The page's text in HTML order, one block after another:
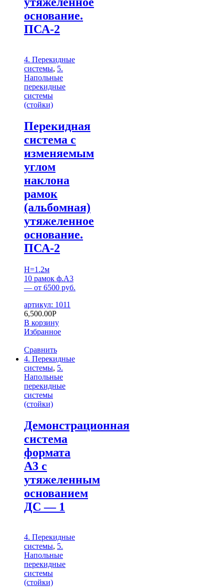
основание.
ПСА-2
4. Перекидные
системы, 5.
Напольные
перекидные
системы
(стойки)
Перекидная
система с
изменяемым
углом
наклона
рамок
(альбомная)
утяжеленное
основание.
ПСА-2
H=1.2м
10 рамок ф.А3
— от 6500 руб.
артикул: 1011
6,500.00Р
В корзину
Избранное
Сравнить
4. Перекидные
системы, 5.
Напольные
перекидные
системы
(стойки)
Демонстрационная
система
формата
А3 с
утяжеленным
основанием
ДС — 1
4. Перекидные
системы, 5.
Напольные
перекидные
системы
(стойки)